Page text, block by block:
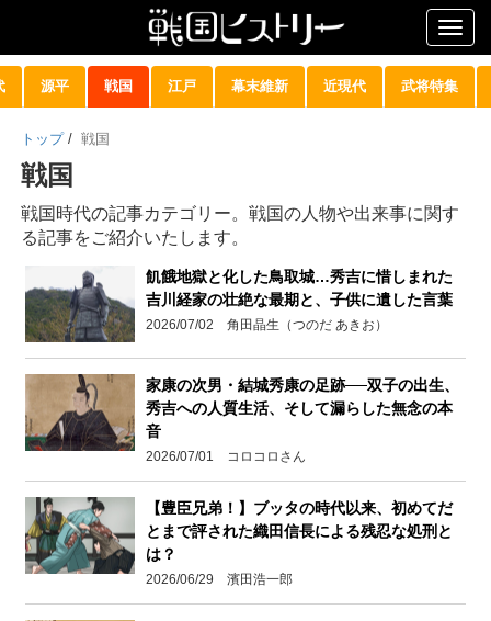
源平 戦国 江戸 幕末維新 近現代 武将特集
トップ / 戦国
戦国
戦国時代の記事カテゴリー。戦国の人物や出来事に関す
る記事をご紹介いたします。
飢餓地獄と化した鳥取城…秀吉に惜しまれた
吉川経家の壮絶な最期と、子供に遺した言葉
2026/07/02 角田晶生（つのだ あきお）
家康の次男・結城秀康の足跡──双子の出生、
秀吉への人質生活、そして漏らした無念の本
音
2026/07/01 コロコロさん
【豊臣兄弟！】ブッタの時代以来、初めてだ
とまで評された織田信長による残忍な処刑と
は？
2026/06/29 濱田浩一郎